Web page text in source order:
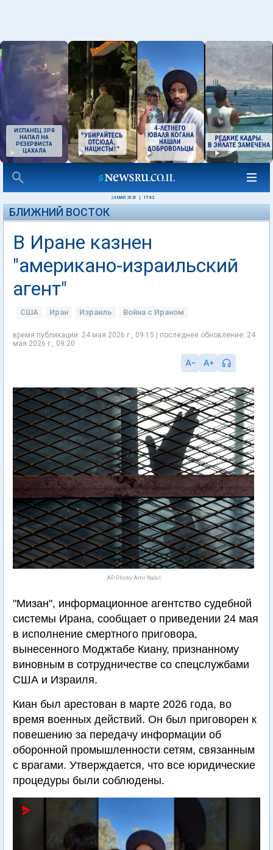
ИСПАНЕЦ ЗРЯ
НАПАЛ НА
РЕЗЕРВИСТА
ЦАХАЛА
24 МАЯ 2026 17:42
БЛИЖНИЙ ВОСТОК
В Иране казнен
"американо-израильский
агент"
США Иран Израиль Война с Ираном
время публикации: 24 мая 2026 г., 09:15 | последнее обновление: 24
мая 2026 г., 09:20
AP Photo/Amr Nabil
"Мизан", информационное агентство судебной
системы Ирана, сообщает о приведении 24 мая
в исполнение смертного приговора,
вынесенного Моджтабе Киану, признанному
виновным в сотрудничестве со спецслужбами
США и Израиля.
Киан был арестован в марте 2026 года, во
время военных действий. Он был приговорен к
повешению за передачу информации об
оборонной промышленности сетям, связанным
с врагами. Утверждается, что все юридические
процедуры были соблюдены.